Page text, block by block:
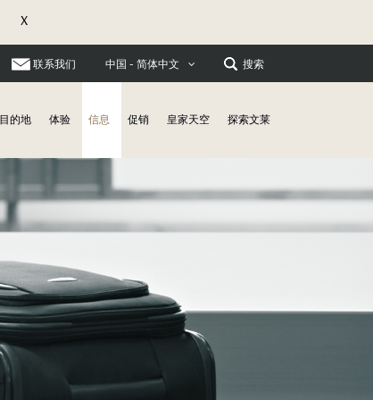
X
联系我们 中国 - 简体中文 搜索
目的地 体验 信息 促销 皇家天空 探索文莱